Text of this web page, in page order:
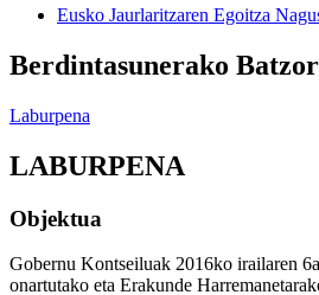
Eusko Jaurlaritzaren Egoitza
Berdintasunerako
Laburpena
LABURPENA
Objektua
Gobernu Kontseiluak 2016ko irailaren
onartutako eta Erakunde